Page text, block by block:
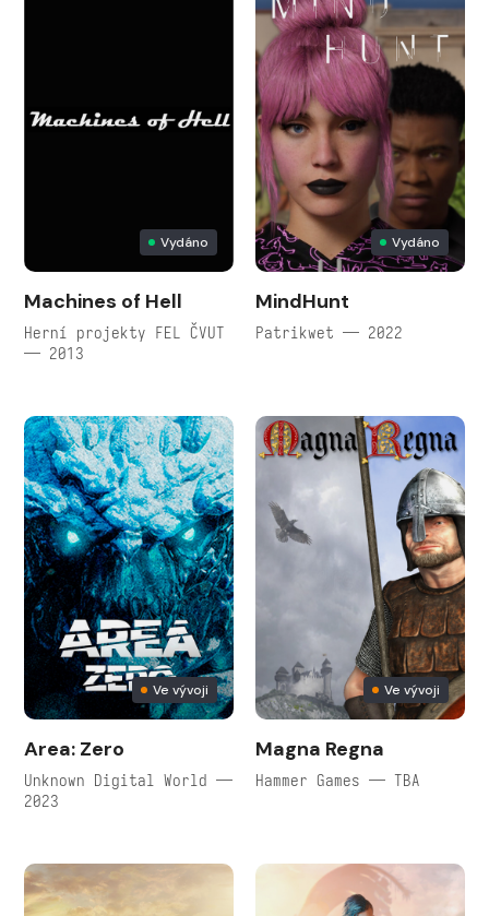
Vydáno
Machines of Hell
Herní projekty FEL ČVUT
— 2013
Vydáno
MindHunt
Patrikwet — 2022
Ve vývoji
Area: Zero
Unknown Digital World —
2023
Ve vývoji
Magna Regna
Hammer Games — TBA